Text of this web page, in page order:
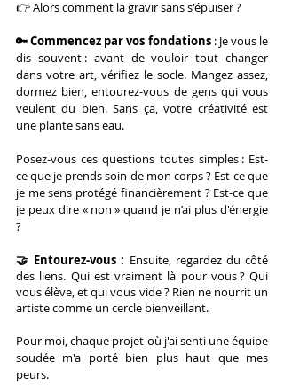
👉 Alors comment la gravir sans s'épuiser ?
🔑 Commencez par vos fondations : Je vous le
dis souvent : avant de vouloir tout changer
dans votre art, vérifiez le socle. Mangez assez,
dormez bien, entourez-vous de gens qui vous
veulent du bien. Sans ça, votre créativité est
une plante sans eau.
Posez-vous ces questions toutes simples : Est-
ce que je prends soin de mon corps ? Est-ce que
je me sens protégé financièrement ? Est-ce que
je peux dire « non » quand je n’ai plus d'énergie
?
🤝 Entourez-vous : Ensuite, regardez du côté
des liens. Qui est vraiment là pour vous ? Qui
vous élève, et qui vous vide ? Rien ne nourrit un
artiste comme un cercle bienveillant.
Pour moi, chaque projet où j'ai senti une équipe
soudée m'a porté bien plus haut que mes
peurs.